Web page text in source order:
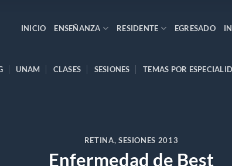
INICIO ENSEÑANZA RESIDENTE EGRESADO
UNAM CLASES SESIONES TEMAS POR
RETINA, SESIONES 2013
Enfermedad de Best